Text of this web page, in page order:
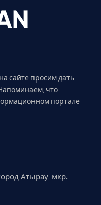
сайте просим дать
что
портале
Атырау, мкр.